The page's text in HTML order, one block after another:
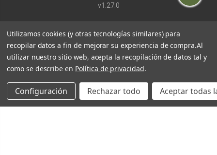
v1.27.0
Utilizamos cookies (y otras tecnologías similares) para
recopilar datos a fin de mejorar su experiencia de compra.Al
utilizar nuestro sitio web, acepta la recopilación de datos tal y
como se describe en Política de privacidad.
Configuración Rechazar todo Aceptar todas